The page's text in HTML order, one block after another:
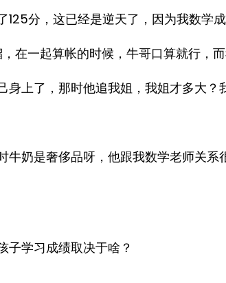
125分，这已经是逆天了，因为我数学
在一起算帐的时候，牛哥口算就行，而
身上了，那时他追我姐，我姐才多大？
牛奶是奢侈品呀，他跟我数学老师关系
子学习成绩取决于啥？